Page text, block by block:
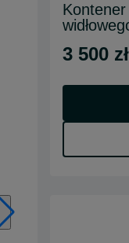
3 500 zł